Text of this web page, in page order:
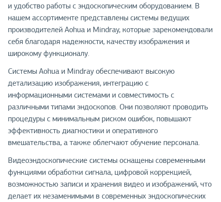
и удобство работы с эндоскопическим оборудованием. В
нашем ассортименте представлены системы ведущих
производителей Aohua и Mindray, которые зарекомендовали
себя благодаря надежности, качеству изображения и
широкому функционалу.
Системы Aohua и Mindray обеспечивают высокую
детализацию изображения, интеграцию с
информационными системами и совместимость с
различными типами эндоскопов. Они позволяют проводить
процедуры с минимальным риском ошибок, повышают
эффективность диагностики и оперативного
вмешательства, а также облегчают обучение персонала.
Видеоэндоскопические системы оснащены современными
функциями обработки сигнала, цифровой коррекцией,
возможностью записи и хранения видео и изображений, что
делает их незаменимыми в современных эндоскопических